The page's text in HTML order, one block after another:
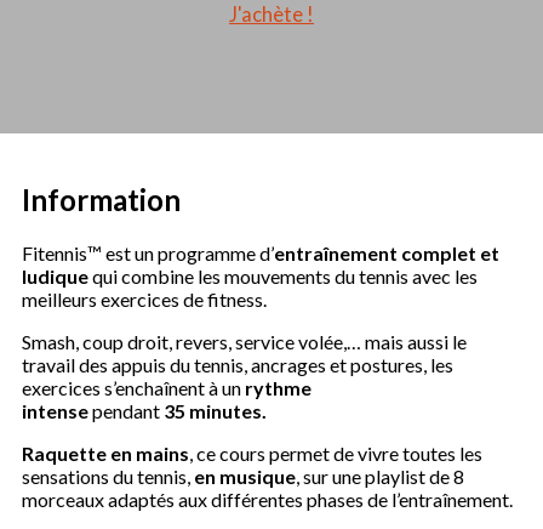
J'achète !
Information
Fitennis™ est un programme d’entraînement complet et
ludiquequi combine les mouvements du tennis avec les
meilleurs exercices de fitness.
Smash, coup droit, revers, service volée,… mais aussi le
travail des appuis du tennis, ancrages et postures, les
exercices s’enchaînent à un rythme
intensependant 35 minutes.
Raquette en mains, ce cours permet de vivre toutes les
sensations du tennis, en musique, sur une playlist de 8
morceaux adaptés aux différentes phases de l’entraînement.